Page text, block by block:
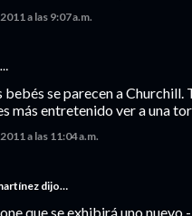
a las 9:07 a.m.
bebés se parecen a Churchill.
más entretenido ver a una
a las 11:04 a.m.
dijo…
que se exhibirá uno